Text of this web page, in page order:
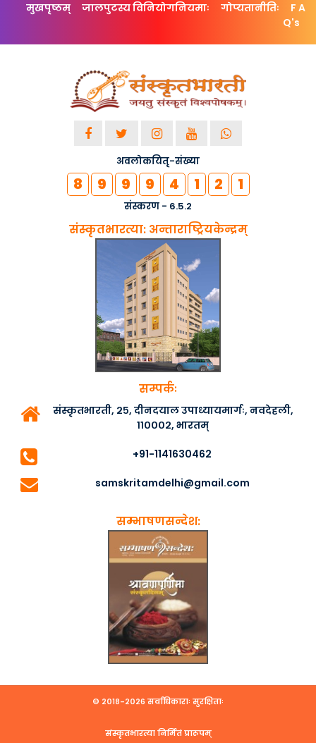
मुखपृष्ठम् जालपुटस्य विनियोगनियमाः गोप्यतानीतिः
F A
Q's
अवलोकयितृ-संख्या
8 9 9 9 4 1 2 1
संस्करण - 6.5.2
संस्कृतभारत्या: अन्ताराष्ट्रियकेन्द्रम्
सम्पर्कः
संस्कृतभारती, २५, दीनदयाल उपाध्यायमार्गः, नवदेहली,
११०००२, भारतम्
+91-1141630462
samskritamdelhi@gmail.com
सम्भाषणसन्देश:
© २०१८-२०२६ सर्वाधिकाराः सुरक्षिताः
संस्कृतभारत्या निर्मितं प्रारूपम्